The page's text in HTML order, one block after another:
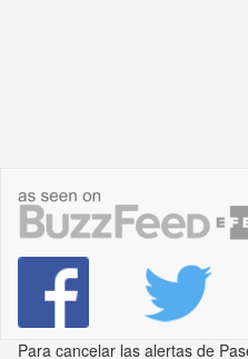
Para cancelar las alertas de